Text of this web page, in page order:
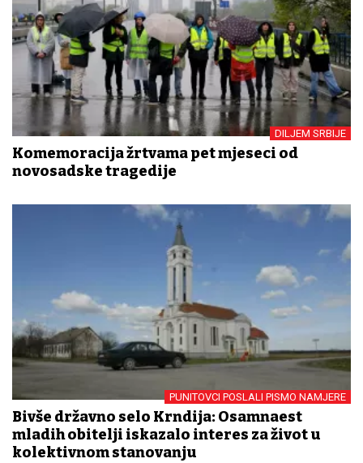
DILJEM SRBIJE
Komemoracija žrtvama pet mjeseci od
novosadske tragedije
PUNITOVCI POSLALI PISMO NAMJERE
Bivše državno selo Krndija: Osamnaest
mladih obitelji iskazalo interes za život u
kolektivnom stanovanju